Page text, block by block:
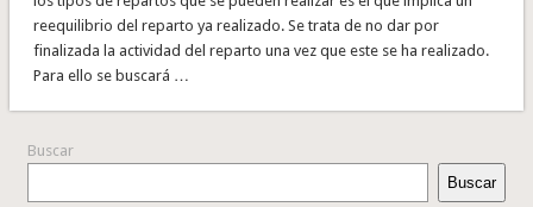
reequilibrio del reparto ya realizado. Se trata de no dar por
finalizada la actividad del reparto una vez que este se ha realizado.
Para ello se buscará …
Buscar
Buscar